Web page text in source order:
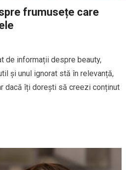
frumusețe care
de informații despre beauty,
și unul ignorat stă în relevanță,
dacă îți dorești să creezi conținut